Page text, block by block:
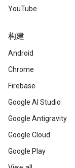
YouTube
构建
Android
Chrome
Firebase
Google AI Studio
Google Antigravity
Google Cloud
Google Play